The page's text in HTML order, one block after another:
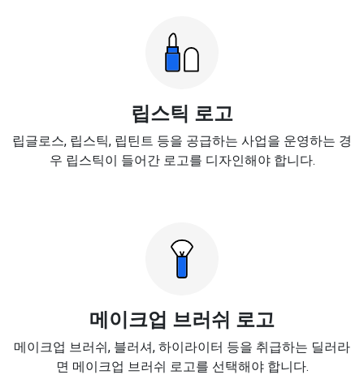
립스틱 로고
립글로스, 립스틱, 립틴트 등을 공급하는 사업을 운영하는 경
우 립스틱이 들어간 로고를 디자인해야 합니다.
메이크업 브러쉬 로고
메이크업 브러쉬, 블러셔, 하이라이터 등을 취급하는 딜러라
면 메이크업 브러쉬 로고를 선택해야 합니다.